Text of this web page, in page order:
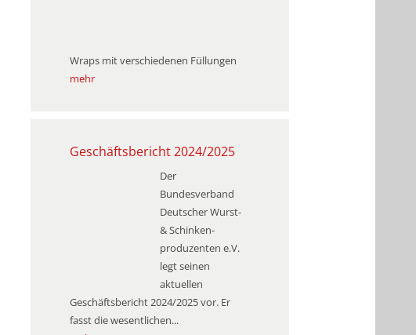
Wraps mit verschiedenen Füllungen
mehr
Geschäftsbericht 2024/2025
Der
Bundesverband
Deutscher Wurst-
& Schinken­
produzenten e.V.
legt seinen
aktuellen
Geschäftsbericht 2024/2025 vor. Er
fasst die wesentlichen...